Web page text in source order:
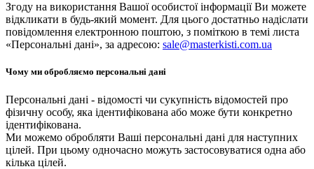
Згоду на використання Вашої особистої інформації Ви можете
відкликати в будь-який момент. Для цього достатньо надіслати
повідомлення електронною поштою, з поміткою в темі листа
«Персональні дані», за адресою: sale@masterkisti.com.ua
Чому ми обробляємо персональні дані
Персональні дані - відомості чи сукупність відомостей про
фізичну особу, яка ідентифікована або може бути конкретно
ідентифікована.
Ми можемо обробляти Ваші персональні дані для наступних
цілей. При цьому одночасно можуть застосовуватися одна або
кілька цілей.